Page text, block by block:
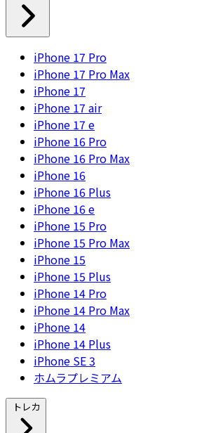
iPhone 17 Pro
iPhone 17 Pro Max
iPhone 17
iPhone 17 air
iPhone 17 e
iPhone 16 Pro
iPhone 16 Pro Max
iPhone 16
iPhone 16 Plus
iPhone 16 e
iPhone 15 Pro
iPhone 15 Pro Max
iPhone 15
iPhone 15 Plus
iPhone 14 Pro
iPhone 14 Pro Max
iPhone 14
iPhone 14 Plus
iPhone SE 3
ホムラプレミアム
トレカ